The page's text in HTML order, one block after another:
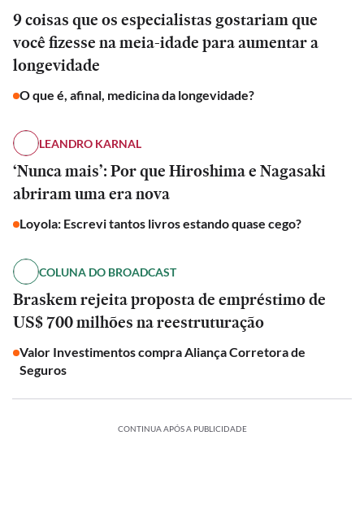
9 coisas que os especialistas gostariam que
você fizesse na meia-idade para aumentar a
longevidade
O que é, afinal, medicina da longevidade?
LEANDRO KARNAL
‘Nunca mais’: Por que Hiroshima e Nagasaki
abriram uma era nova
Loyola: Escrevi tantos livros estando quase cego?
COLUNA DO BROADCAST
Braskem rejeita proposta de empréstimo de
US$ 700 milhões na reestruturação
Valor Investimentos compra Aliança Corretora de
Seguros
CONTINUA APÓS A PUBLICIDADE